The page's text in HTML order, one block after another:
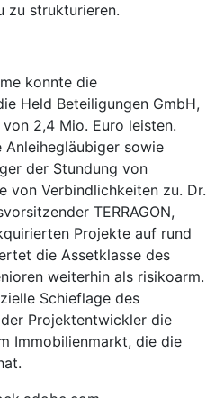
zu strukturieren.
konnte die
Held Beteiligungen GmbH,
2,4 Mio. Euro leisten.
sowie
der Stundung von
von Verbindlichkeiten zu. Dr.
TERRAGON,
Projekte auf rund
die Assetklasse des
weiterhin als risikoarm.
Schieflage des
Projektentwickler die
Immobilienmarkt, die die